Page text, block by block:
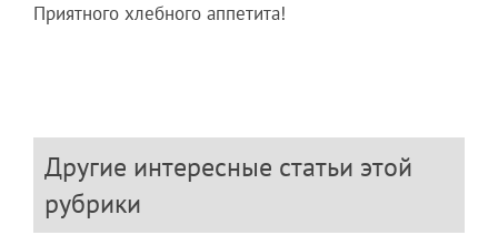
Приятного хлебного аппетита!
Другие интересные статьи этой
рубрики